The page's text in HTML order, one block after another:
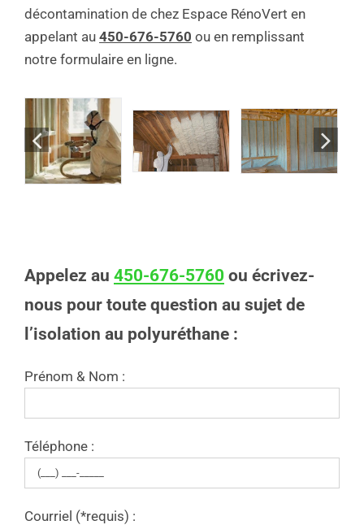
décontamination de chez Espace RénoVert en
appelant au 450-676-5760 ou en remplissant
notre formulaire en ligne.
Appelez au 450-676-5760 ou écrivez-
nous pour toute question au sujet de
l’isolation au polyuréthane :
Prénom & Nom :
Téléphone :
Courriel (*requis) :